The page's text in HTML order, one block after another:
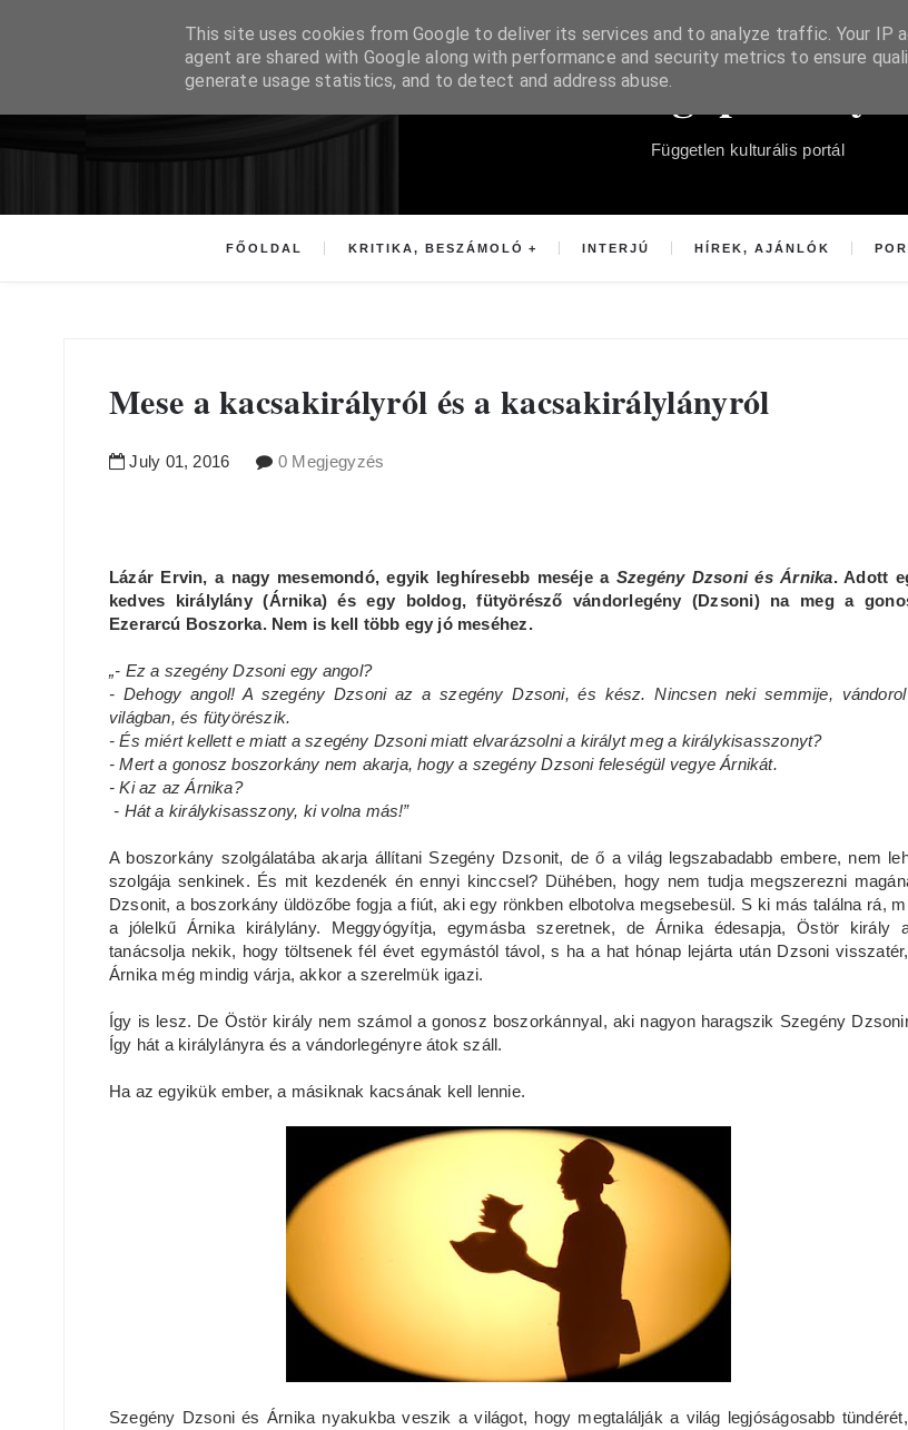
Súgópéldány
Független kulturális portál
FŐOLDAL KRITIKA, BESZÁMOLÓ INTERJÚ HÍREK, AJÁNLÓK
Mese a kacsakirályról és a kacsakirálylányról
July 01, 2016 0 Megjegyzés
Lázár Ervin, a nagy mesemondó, egyik leghíresebb meséje a Szegény Dzsoni és Árnika. Adott
kedves királylány (Árnika) és egy boldog, fütyörésző vándorlegény (Dzsoni) na meg a
Ezerarcú Boszorka. Nem is kell több egy jó meséhez.
„- Ez a szegény Dzsoni egy angol?
- Dehogy angol! A szegény Dzsoni az a szegény Dzsoni, és kész. Nincsen neki semmije,
világban, és fütyörészik.
- És miért kellett e miatt a szegény Dzsoni miatt elvarázsolni a királyt meg a királykisasszonyt?
- Mert a gonosz boszorkány nem akarja, hogy a szegény Dzsoni feleségül vegye Árnikát.
- Ki az az Árnika?
- Hát a királykisasszony, ki volna más!”
A boszorkány szolgálatába akarja állítani Szegény Dzsonit, de ő a világ legszabadabb embere, nem
szolgája senkinek. És mit kezdenék én ennyi kinccsel? Dühében, hogy nem tudja megszerezni
Dzsonit, a boszorkány üldözőbe fogja a fiút, aki egy rönkben elbotolva megsebesül. S ki más találna rá,
a jólelkű Árnika királylány. Meggyógyítja, egymásba szeretnek, de Árnika édesapja, Östör király
tanácsolja nekik, hogy töltsenek fél évet egymástól távol, s ha a hat hónap lejárta után Dzsoni
Árnika még mindig várja, akkor a szerelmük igazi.
Így is lesz. De Östör király nem számol a gonosz boszorkánnyal, aki nagyon haragszik Szegény
Így hát a királylányra és a vándorlegényre átok száll.
Ha az egyikük ember, a másiknak kacsának kell lennie.
Szegény Dzsoni és Árnika nyakukba veszik a világot, hogy megtalálják a világ legjóságosabb
This site uses cookies from Google to deliver its services and to analyze traffic. Your IP
agent are shared with Google along with performance and security metrics to ensure
generate usage statistics, and to detect and address abuse.